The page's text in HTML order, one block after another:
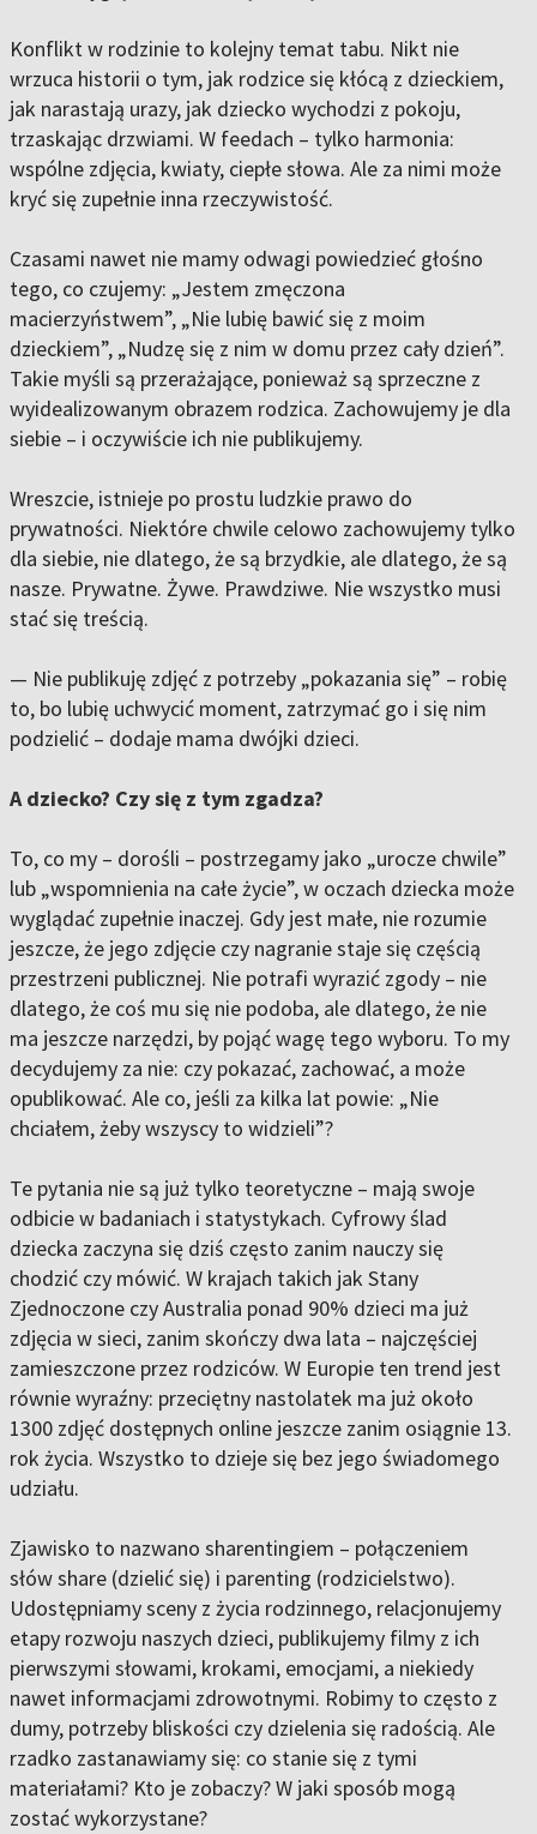
Konflikt w rodzinie to kolejny temat tabu. Nikt nie
wrzuca historii o tym, jak rodzice się kłócą z dzieckiem,
jak narastają urazy, jak dziecko wychodzi z pokoju,
trzaskając drzwiami. W feedach – tylko harmonia:
wspólne zdjęcia, kwiaty, ciepłe słowa. Ale za nimi może
kryć się zupełnie inna rzeczywistość.
Czasami nawet nie mamy odwagi powiedzieć głośno
tego, co czujemy: „Jestem zmęczona
macierzyństwem”, „Nie lubię bawić się z moim
dzieckiem”, „Nudzę się z nim w domu przez cały dzień”.
Takie myśli są przerażające, ponieważ są sprzeczne z
wyidealizowanym obrazem rodzica. Zachowujemy je dla
siebie – i oczywiście ich nie publikujemy.
Wreszcie, istnieje po prostu ludzkie prawo do
prywatności. Niektóre chwile celowo zachowujemy tylko
dla siebie, nie dlatego, że są brzydkie, ale dlatego, że są
nasze. Prywatne. Żywe. Prawdziwe. Nie wszystko musi
stać się treścią.
— Nie publikuję zdjęć z potrzeby „pokazania się” – robię
to, bo lubię uchwycić moment, zatrzymać go i się nim
podzielić – dodaje mama dwójki dzieci.
A dziecko? Czy się z tym zgadza?
To, co my – dorośli – postrzegamy jako „urocze chwile”
lub „wspomnienia na całe życie”, w oczach dziecka może
wyglądać zupełnie inaczej. Gdy jest małe, nie rozumie
jeszcze, że jego zdjęcie czy nagranie staje się częścią
przestrzeni publicznej. Nie potrafi wyrazić zgody – nie
dlatego, że coś mu się nie podoba, ale dlatego, że nie
ma jeszcze narzędzi, by pojąć wagę tego wyboru. To my
decydujemy za nie: czy pokazać, zachować, a może
opublikować. Ale co, jeśli za kilka lat powie: „Nie
chciałem, żeby wszyscy to widzieli”?
Te pytania nie są już tylko teoretyczne – mają swoje
odbicie w badaniach i statystykach. Cyfrowy ślad
dziecka zaczyna się dziś często zanim nauczy się
chodzić czy mówić. W krajach takich jak Stany
Zjednoczone czy Australia ponad 90% dzieci ma już
zdjęcia w sieci, zanim skończy dwa lata – najczęściej
zamieszczone przez rodziców. W Europie ten trend jest
równie wyraźny: przeciętny nastolatek ma już około
1300 zdjęć dostępnych online jeszcze zanim osiągnie 13.
rok życia. Wszystko to dzieje się bez jego świadomego
udziału.
Zjawisko to nazwano sharentingiem – połączeniem
słów share (dzielić się) i parenting (rodzicielstwo).
Udostępniamy sceny z życia rodzinnego, relacjonujemy
etapy rozwoju naszych dzieci, publikujemy filmy z ich
pierwszymi słowami, krokami, emocjami, a niekiedy
nawet informacjami zdrowotnymi. Robimy to często z
dumy, potrzeby bliskości czy dzielenia się radością. Ale
rzadko zastanawiamy się: co stanie się z tymi
materiałami? Kto je zobaczy? W jaki sposób mogą
zostać wykorzystane?